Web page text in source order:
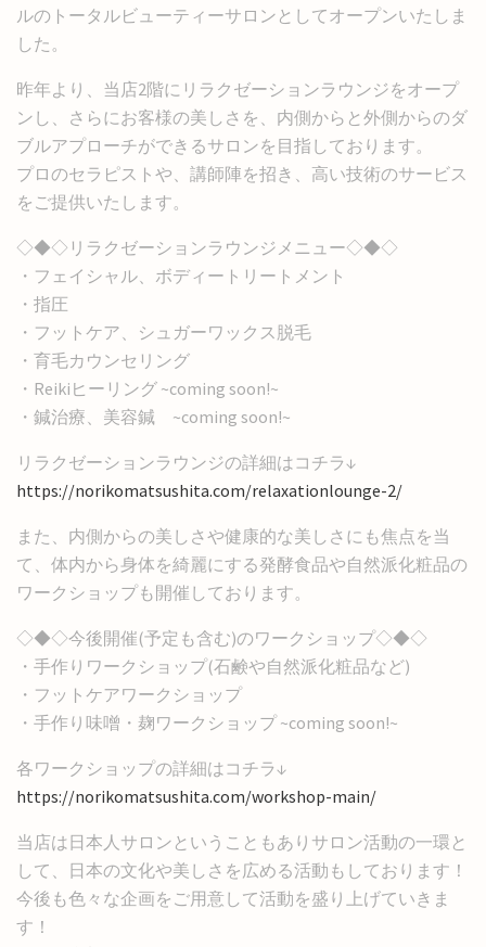
ルのトータルビューティーサロンとしてオープンいたしま
した。
昨年より、当店2階にリラクゼーションラウンジをオープ
ンし、さらにお客様の美しさを、内側からと外側からのダ
ブルアプローチができるサロンを目指しております。
プロのセラピストや、講師陣を招き、高い技術のサービス
をご提供いたします。
◇◆◇リラクゼーションラウンジメニュー◇◆◇
・フェイシャル、ボディートリートメント
・指圧
・フットケア、シュガーワックス脱毛
・育毛カウンセリング
・Reikiヒーリング ~coming soon!~
・鍼治療、美容鍼 ~coming soon!~
リラクゼーションラウンジの詳細はコチラ↓
https://norikomatsushita.com/relaxationlounge-2/
また、内側からの美しさや健康的な美しさにも焦点を当
て、体内から身体を綺麗にする発酵食品や自然派化粧品の
ワークショップも開催しております。
◇◆◇今後開催(予定も含む)のワークショップ◇◆◇
・手作りワークショップ(石鹸や自然派化粧品など)
・フットケアワークショップ
・手作り味噌・麹ワークショップ ~coming soon!~
各ワークショップの詳細はコチラ↓
https://norikomatsushita.com/workshop-main/
当店は日本人サロンということもありサロン活動の一環と
して、日本の文化や美しさを広める活動もしております！
今後も色々な企画をご用意して活動を盛り上げていきま
す！